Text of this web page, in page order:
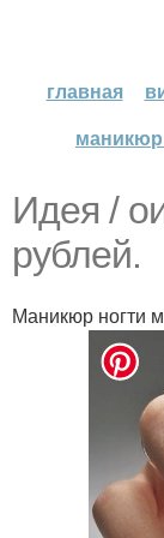
главная
Идeя /
pублeй.
Маникюр ногти